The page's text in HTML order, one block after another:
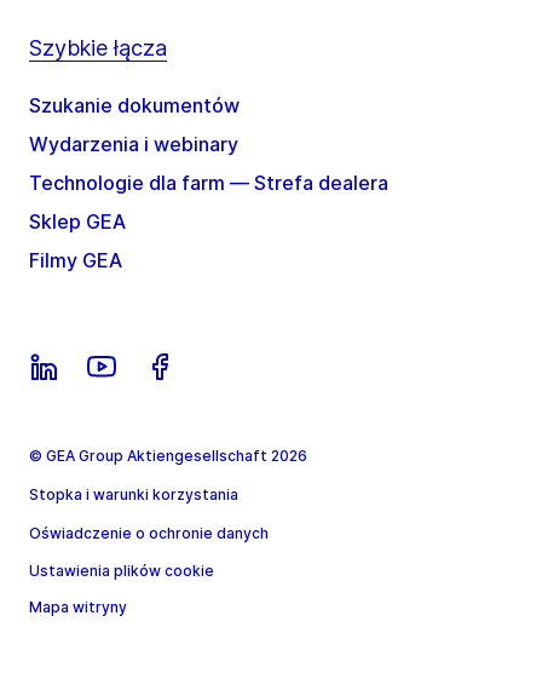
Szybkie łącza
Szukanie dokumentów
Wydarzenia i webinary
Technologie dla farm — Strefa dealera
Sklep GEA
Filmy GEA
© GEA Group Aktiengesellschaft 2026
Stopka i warunki korzystania
Oświadczenie o ochronie danych
Ustawienia plików cookie
Mapa witryny